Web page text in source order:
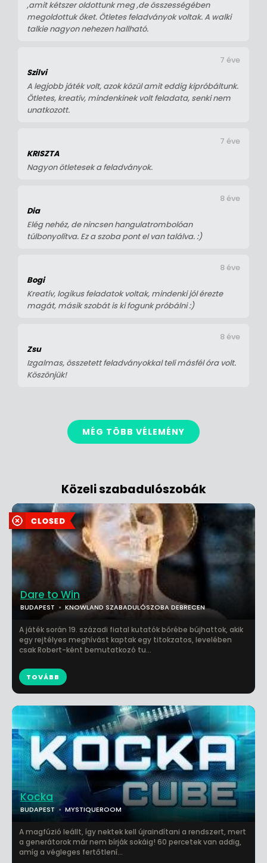
,amit kétszer oldottunk meg ,de összességében
megoldottuk őket. Ötletes feladványok voltak. A walki
talkie nagyon nehezen hallható.
Szilvi
A legjobb játék volt, azok közül amit eddig kipróbáltunk.
Ötletes, kreatív, mindenkinek volt feladata, senki nem
unatkozott.
7 éve
KRISZTA
Nagyon ötletesek a feladványok.
7 éve
Dia
Elég nehéz, de nincsen hangulatrombolóan
túlbonyolítva. Ez a szoba pont el van találva. :)
8 éve
Bogi
Kreatív, logikus feladatok voltak, mindenki jól érezte
magát, másik szobát is ki fogunk próbálni :)
8 éve
Zsu
Izgalmas, összetett feladványokkal teli másfél óra volt.
Köszönjük!
8 éve
MÉG TÖBB VÉLEMÉNY
Közeli szabadulószobák
Kocka
BUDAPEST MYSTIQUEROOM
A magfúzió leállt, így nektek kell újraindítani a rendszert, mert
a generátorok már nem bírják sokáig! 60 percetek van addig,
amíg a végleges fertőtlení...
Dare to Win
BUDAPEST KNOWLAND SZABADULÓSZOBA DEBRECEN
A játék során 19. századi fiatal kutatók bőrébe bújhattok, akik
egy rejtélyes meghívást kaptak egy titokzatos, levelében
csak Robert-ként bemutatkozó tu...
TOVÁBB